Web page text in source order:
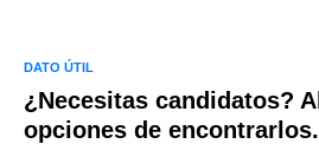
DATO ÚTIL
¿Necesitas candidatos?
opciones de encontrarlos.